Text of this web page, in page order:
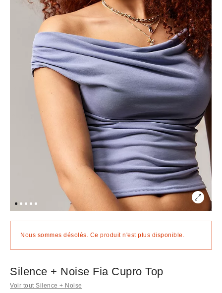
Nous sommes désolés. Ce produit n'est plus disponible.
Silence + Noise Fia Cupro Top
Voir tout Silence + Noise